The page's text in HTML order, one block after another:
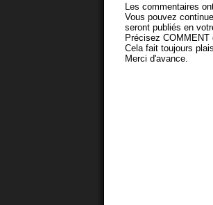
Les commentaires
Vous pouvez
seront publiés en
Précisez COMMENT
Cela fait toujours
Merci d'avance.